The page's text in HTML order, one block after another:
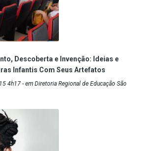
Descoberta e Invenção: Ideias e
Infantis Com Seus Artefatos
4h17 - em Diretoria Regional de Educação São